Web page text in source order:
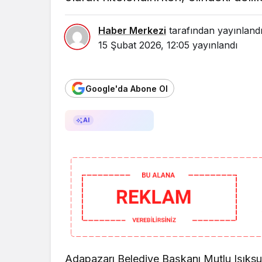
Haber Merkezi tarafından yayınlandı
15 Şubat 2026, 12:05 yayınlandı
Google'da Abone Ol
AI
Adapazarı Belediye Başkanı Mutlu